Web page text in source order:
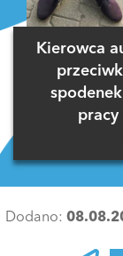
Kierowca
pracy
Dodano: